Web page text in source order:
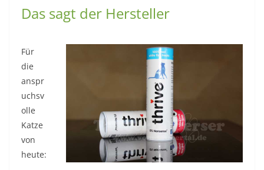
Das sagt der Hersteller
Für
die
anspr
uchsv
olle
Katze
von
heute: